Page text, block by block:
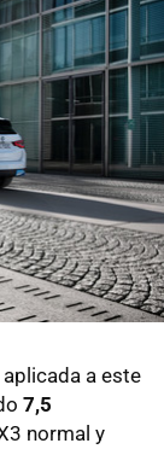
a este
7,5
normal y